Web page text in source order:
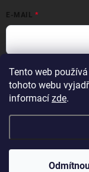
Tento web
tohoto webu
informací zde.
E-MAIL
Vložením e-mailu
Přihlásit se
Copyright 2026